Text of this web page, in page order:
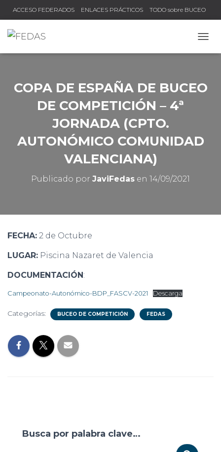
ACCESO FEDERADOS ENLACES PRÁCTICOS TODO sobre BUCEO
COPA DE ESPAÑA DE BUCEO
DE COMPETICIÓN – 4ª
JORNADA (CPTO.
AUTONÓMICO COMUNIDAD
VALENCIANA)
Publicado por JaviFedas en 14/09/2021
FECHA: 2 de Octubre
LUGAR: Piscina Nazaret de Valencia
DOCUMENTACIÓN:
Campeonato-Autonómico-BDP_FASCV-2021 Descarga
Categorías: BUCEO DE COMPETICIÓN FEDAS
Busca por palabra clave…